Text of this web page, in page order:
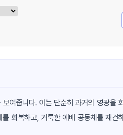
여줍니다. 이는 단순히 과거의 영광을
회복하고, 거룩한 예배 공동체를 재건